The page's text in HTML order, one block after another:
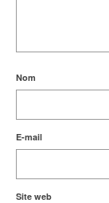
Nom
E-mail
Site web